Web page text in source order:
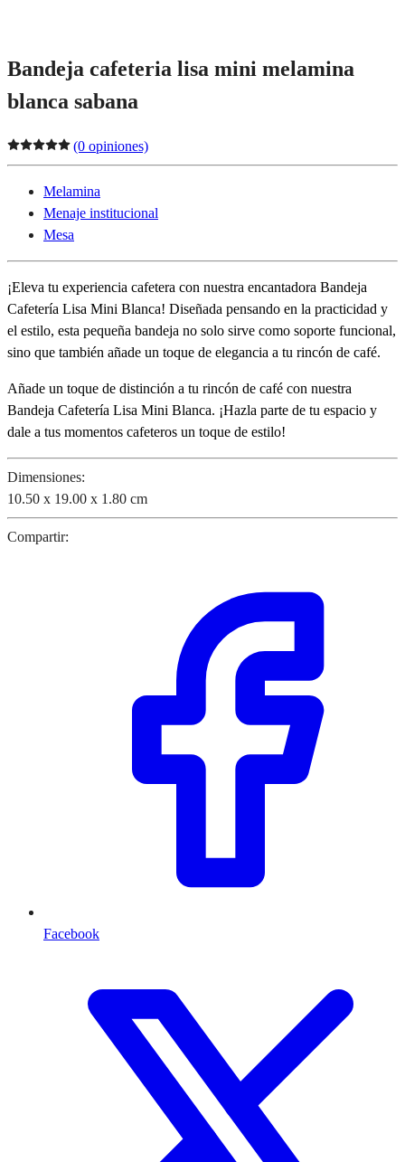
Bandeja cafeteria lisa mini melamina
blanca sabana
(0 opiniones)
Melamina
Menaje institucional
Mesa
¡Eleva tu experiencia cafetera con nuestra encantadora Bandeja
Cafetería Lisa Mini Blanca! Diseñada pensando en la practicidad y
el estilo, esta pequeña bandeja no solo sirve como soporte funcional,
sino que también añade un toque de elegancia a tu rincón de café.
Añade un toque de distinción a tu rincón de café con nuestra
Bandeja Cafetería Lisa Mini Blanca. ¡Hazla parte de tu espacio y
dale a tus momentos cafeteros un toque de estilo!
Dimensiones:
10.50 x 19.00 x 1.80 cm
Compartir:
Facebook